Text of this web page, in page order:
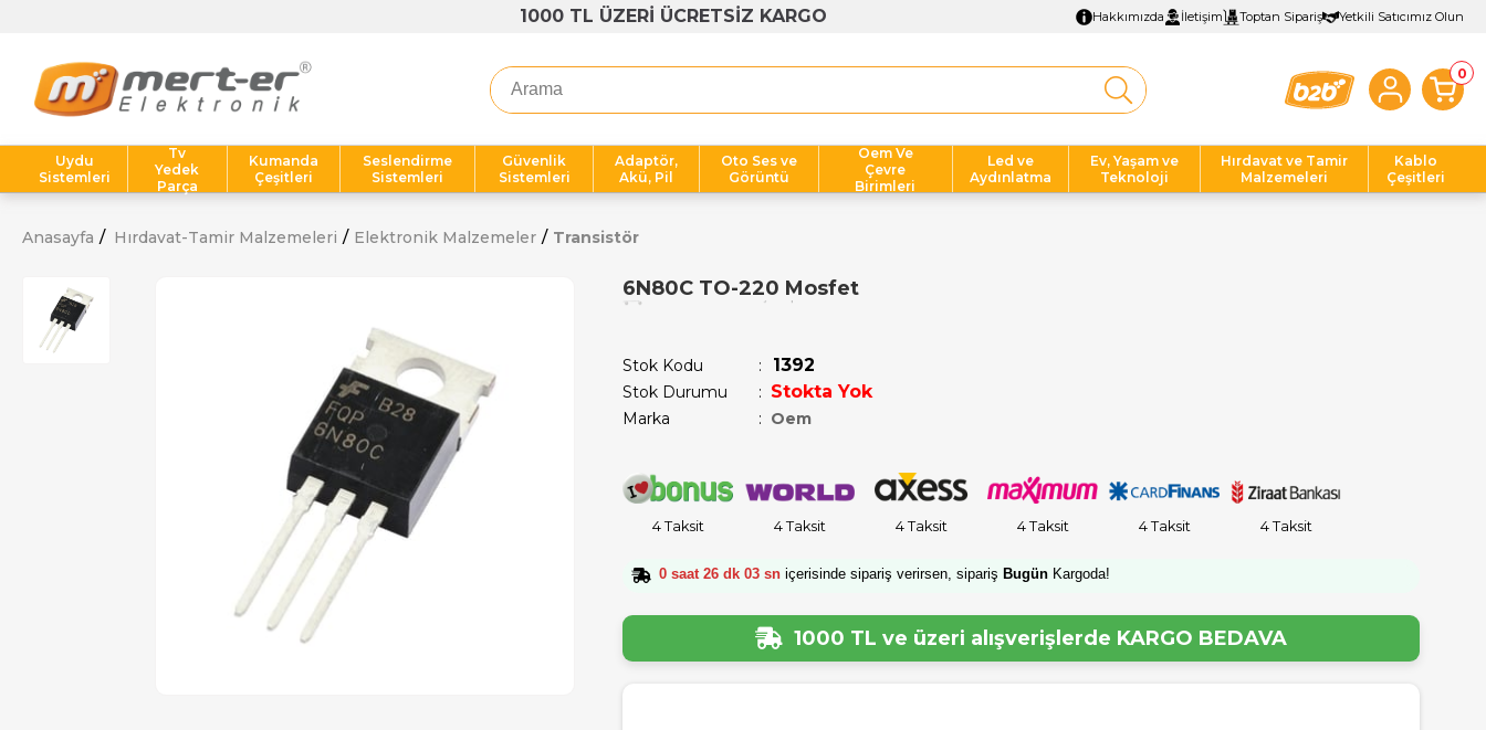
1000 TL ÜZERİ ÜCRETSİZ KARGO Hakkımızda İletişim Toptan Sipariş Yetkili Satıcımız Olun
0
Uydu
Sistemleri
Tv
Yedek
Parça
Kumanda
Çeşitleri
Seslendirme
Sistemleri
Güvenlik
Sistemleri
Adaptör,
Akü, Pil
Oto Ses ve
Görüntü
Oem Ve
Çevre
Birimleri
Led ve
Aydınlatma
Ev, Yaşam ve
Teknoloji
Hırdavat ve Tamir
Malzemeleri
Kablo
Çeşitleri
Anasayfa Hırdavat-Tamir Malzemeleri Elektronik Malzemeler Transistör
6N80C TO-220 Mosfet
Stok Kodu 1392
Stok Durumu : Stokta Yok
Marka : Oem
4 Taksit 4 Taksit 4 Taksit 4 Taksit 4 Taksit 4 Taksit
0 saat 26 dk 02 sn içerisinde sipariş verirsen, sipariş Bugün Kargoda!
1000 TL ve üzeri alışverişlerde KARGO BEDAVA